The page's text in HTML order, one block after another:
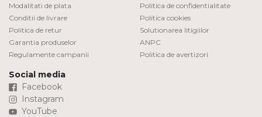
Modalitati de plata
Conditii de livrare
Politica de retur
Garantia produselor
Regulamente campanii
Politica de confidentialitate
Politica cookies
Solutionarea litigiilor
ANPC
Politica de avertizori
Social media
Facebook
Instagram
YouTube